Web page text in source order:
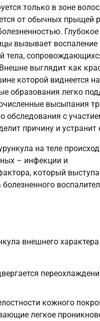
только в зоне
от обычных прыщей
вызывает воспаление
тела,
выглядит как
которой виднеется
образования легко
высыпания
обследования с
причину и устранит
на теле
– инфекции и
который
внешнего
кожного
легкое